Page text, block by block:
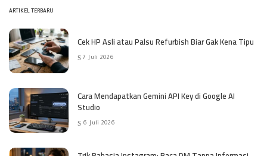
ARTIKEL TERBARU
Cek HP Asli atau Palsu Refurbish Biar Gak Kena Tipu
7 Juli 2026
Cara Mendapatkan Gemini API Key di Google AI
Studio
6 Juli 2026